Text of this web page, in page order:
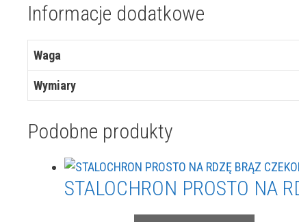
Informacje dodatkowe
Waga
Wymiary
Podobne produkty
STALOCHRON PROSTO NA